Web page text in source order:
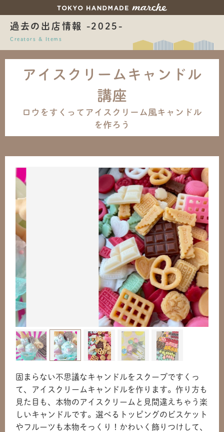
過去の出店情報 -2025-
Creators & Items
アイスクリームキャンドル
講座
ロウをすくってアイスクリーム風キャンドル
を作ろう
固まらない不思議なキャンドルをスクープですくっ
て、アイスクリームキャンドルを作ります。作り方も
見た目も、本物のアイスクリームと見間違えちゃう楽
しいキャンドルです。選べるトッピングのビスケット
やフルーツも本物そっくり！かわいく飾りつけして、